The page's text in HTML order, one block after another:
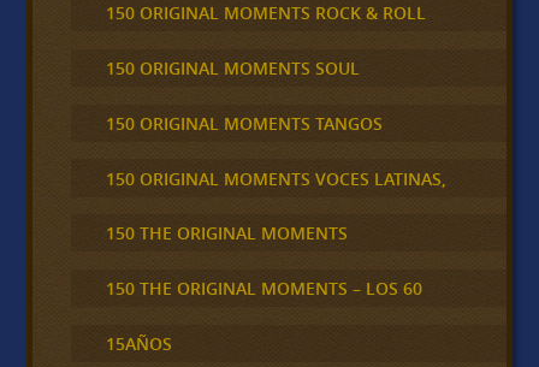
150 ORIGINAL MOMENTS ROCK & ROLL
150 ORIGINAL MOMENTS SOUL
150 ORIGINAL MOMENTS TANGOS
150 ORIGINAL MOMENTS VOCES LATINAS,
150 THE ORIGINAL MOMENTS
150 THE ORIGINAL MOMENTS – LOS 60
15AÑOS